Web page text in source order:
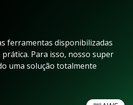
ferramentas disponibilizadas
Para isso, nosso super
uma solução totalmente